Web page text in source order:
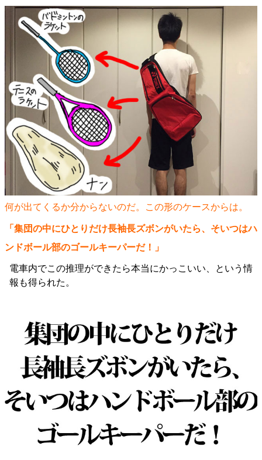
何が出てくるか分からないのだ。この形のケースからは。
「集団の中にひとりだけ長袖長ズボンがいたら、そいつはハ
ンドボール部のゴールキーパーだ！」
電車内でこの推理ができたら本当にかっこいい、という情
報も得られた。